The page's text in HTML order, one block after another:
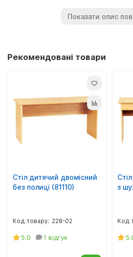
Ви можете купити високоякісний
із міцних матеріалів, що
експлуатацію. Крім того, наш стіл
який дозволить зробити вашу
та комфортною. Замовити їдальню
Показати опис
Рекомендовані товари
Стіл дитячий двомісний
без полиці (81110)
228-02
5.0 1 відгук
з